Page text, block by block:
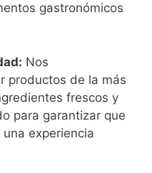
gastronómicos
Nos
productos de la más
frescos y
para garantizar que
experiencia